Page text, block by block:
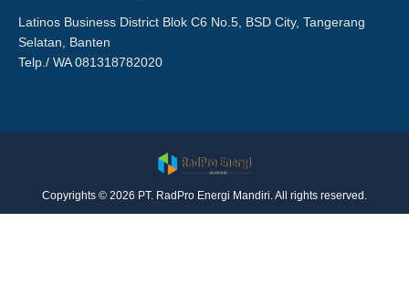
Latinos Business District Blok C6 No.5, BSD City, Tangerang
Selatan, Banten
Telp./ WA081318782020
Copyrights © 2026 PT. RadPro Energi Mandiri. All rights reserved.